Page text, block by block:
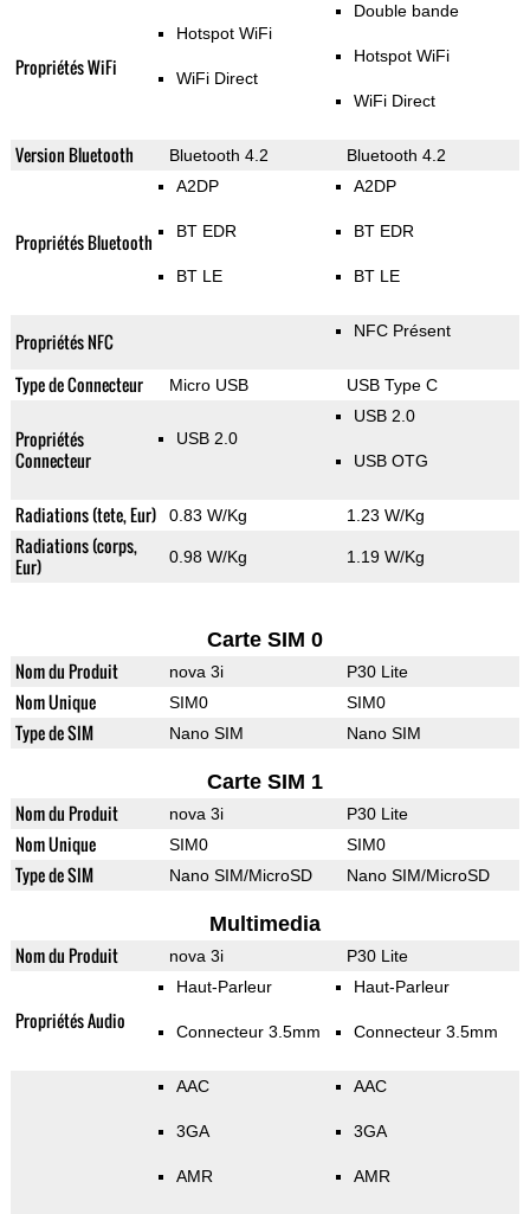
Propriétés WiFi
Hotspot WiFi
WiFi Direct
Double bande
Hotspot WiFi
WiFi Direct
Version Bluetooth Bluetooth 4.2 Bluetooth 4.2
Propriétés Bluetooth
A2DP
BT EDR
BT LE
A2DP
BT EDR
BT LE
Propriétés NFC NFC Présent
Type de Connecteur Micro USB USB Type C
Propriétés
Connecteur
USB 2.0
USB 2.0
USB OTG
Radiations (tete, Eur) 0.83 W/Kg 1.23 W/Kg
Radiations (corps,
Eur)
0.98 W/Kg 1.19 W/Kg
Carte SIM 0
Nom du Produit nova 3i P30 Lite
Nom Unique SIM0 SIM0
Type de SIM Nano SIM Nano SIM
Carte SIM 1
Nom du Produit nova 3i P30 Lite
Nom Unique SIM0 SIM0
Type de SIM Nano SIM/MicroSD Nano SIM/MicroSD
Multimedia
Nom du Produit nova 3i P30 Lite
Propriétés Audio
Haut-Parleur
Connecteur 3.5mm
Haut-Parleur
Connecteur 3.5mm
AAC
3GA
AMR
AAC
3GA
AMR